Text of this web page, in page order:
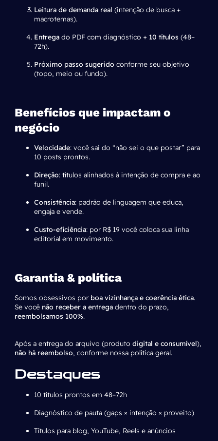
Leitura de demanda real (intenção de busca +
macrotemas).
Entrega do PDF com diagnóstico + 10 títulos (48–
72h).
Próximo passo sugerido conforme seu objetivo
(topo, meio ou fundo).
Benefícios que impactam o
negócio
Velocidade: você sai do “não sei o que postar” para
10 posts prontos.
Direção: títulos alinhados à intenção de compra e ao
funil.
Consistência: padrão de linguagem que educa,
engaja e vende.
Custo-eficiência: por R$ 19 você coloca sua linha
editorial em movimento.
Garantia & política
Somos obsessivos por boa vizinhança e coerência ética.
Se você não receber a entrega dentro do prazo,
reembolsamos 100%.
Após a entrega do arquivo (produto digital e consumível),
não há reembolso, conforme nossa política geral.
Destaques
10 títulos prontos em 48–72h
Diagnóstico de pauta (gaps × intenção × proveito)
Títulos para blog, YouTube, Reels e anúncios